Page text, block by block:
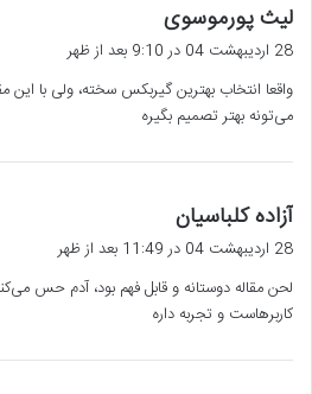
لیث پورموسوی
ف
:
28 اردیبهشت 04 در 9:10 بعد از ظهر
واقعا انتخاب بهترین گیربکس سخته، ولی با این
می‌تونه بهتر تصمیم بگیره
آزاده کلباسیان
ت
:
28 اردیبهشت 04 در 11:49 بعد از ظهر
لحن مقاله دوستانه و قابل فهم بود، آدم حس
کاربرهاست و تجربه داره